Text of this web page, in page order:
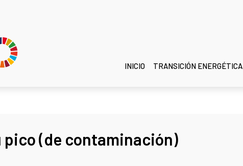
INICIO TRANSICIÓN ENERGÉTICA
pico (de contaminación)